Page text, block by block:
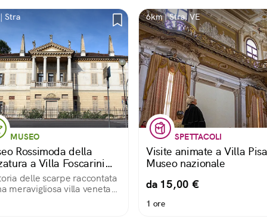
Stra
MUSEO
Rossimoda della
a Villa Foscarini
delle scarpe raccontata
meravigliosa villa veneta
6km | Stra, VE
SPETTACOLI
Visite animate a Villa
Museo nazionale
da 15,00 €
1 ore